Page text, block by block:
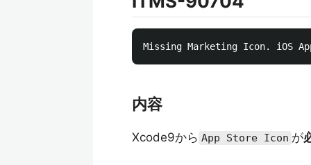
内容
Xcode9から App Store Icon が